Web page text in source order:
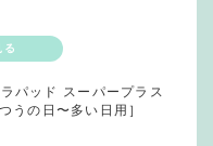
パッド スーパープラス
うの日〜多い日用］